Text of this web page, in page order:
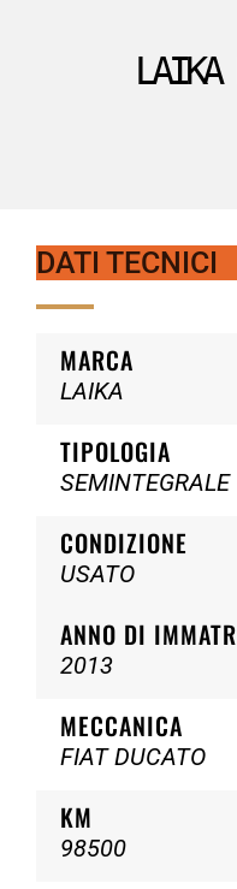
LAIKA
DATI TECNICI
MARCA
LAIKA
TIPOLOGIA
SEMINTEGRALE
CONDIZIONE
USATO
ANNO DI
2013
MECCANICA
FIAT DUCATO
KM
98500